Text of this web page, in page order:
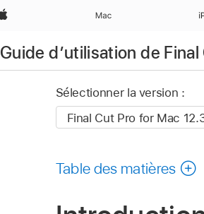
Apple Mac
Guide d’utilisation de
Sélectionner la version :
Table des matières